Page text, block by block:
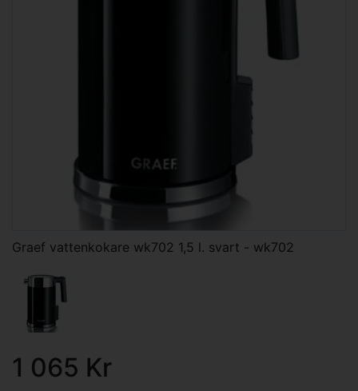
Graef vattenkokare wk702 1,5 l. svart - wk702
1 065 Kr